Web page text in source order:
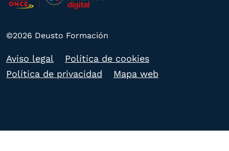
©2026 Deusto Formación
Aviso legal
Política de cookies
Política de privacidad
Mapa web